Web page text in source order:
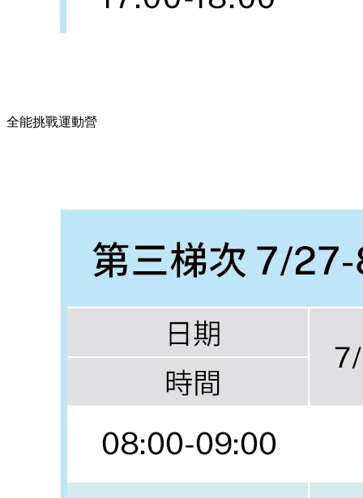
全能挑戰運動營